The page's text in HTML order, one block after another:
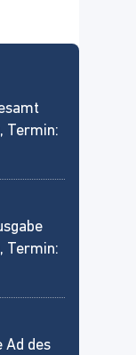
Termin:
Termin:
des